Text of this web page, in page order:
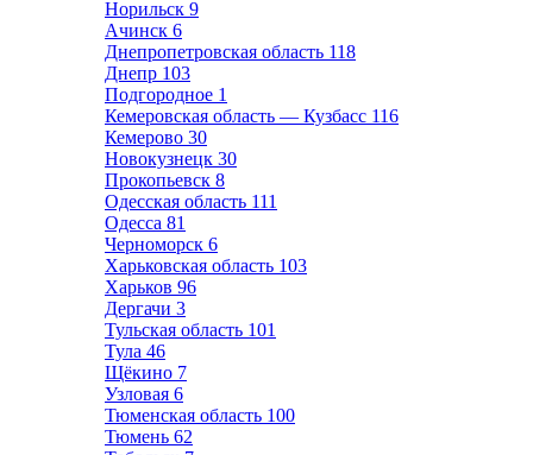
Норильск 9
Ачинск 6
Днепропетровская область 118
Днепр 103
Подгородное 1
Кемеровская область — Кузбасс 116
Кемерово 30
Новокузнецк 30
Прокопьевск 8
Одесская область 111
Одесса 81
Черноморск 6
Харьковская область 103
Харьков 96
Дергачи 3
Тульская область 101
Тула 46
Щёкино 7
Узловая 6
Тюменская область 100
Тюмень 62